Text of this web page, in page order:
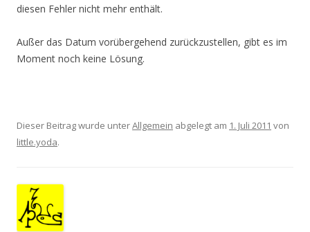
diesen Fehler nicht mehr enthält.
Außer das Datum vorübergehend zurückzustellen, gibt es im
Moment noch keine Lösung.
Dieser Beitrag wurde unterAllgemein abgelegt am 1. Juli 2011 von
little.yoda.